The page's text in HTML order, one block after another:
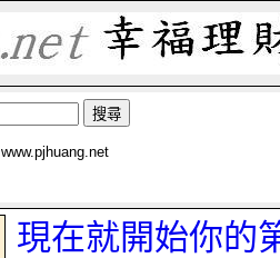
www.pjhuang.net
現在就開始你的